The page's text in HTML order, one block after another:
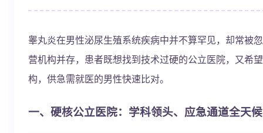
睾丸炎在男性泌尿生殖系统疾病中并不算罕见，却常被
营机构并存，患者既想找到技术过硬的公立医院，又
构，供急需就医的男性快速比对。
一、硬核公立医院：学科领头、应急通道全天候